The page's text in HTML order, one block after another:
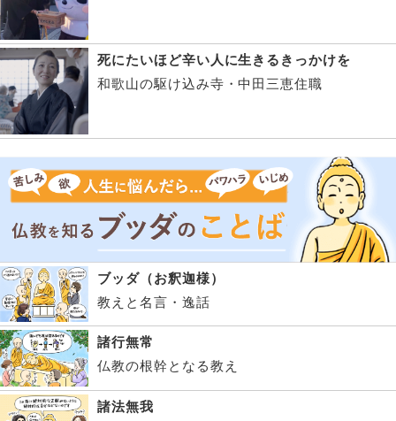
死にたいほど辛い人に生きるきっかけを
和歌山の駆け込み寺・中田三恵住職
ブッダ（お釈迦様）
教えと名言・逸話
諸行無常
仏教の根幹となる教え
諸法無我